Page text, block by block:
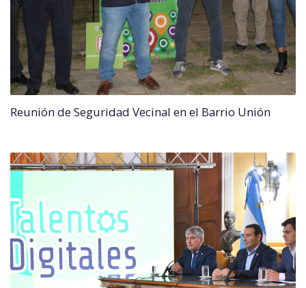
Reunión de Seguridad Vecinal en el Barrio Unión